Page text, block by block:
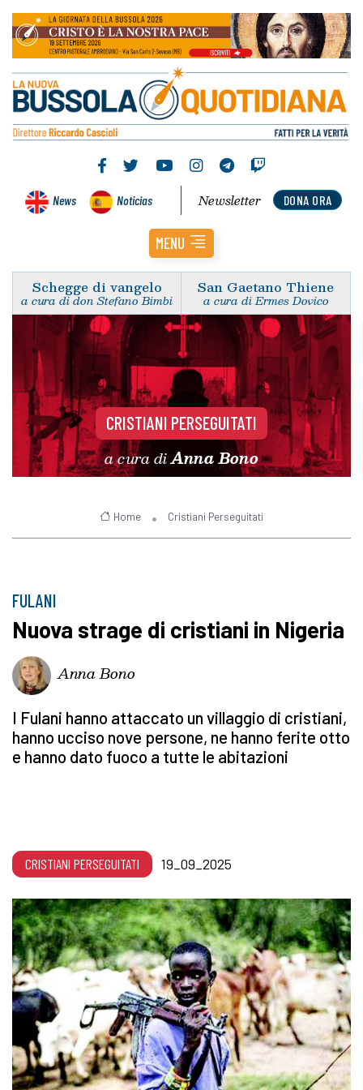
News Noticias DONA ORA
Newsletter
MENU
Schegge di vangelo
a cura di don Stefano Bimbi
San Gaetano Thiene
a cura di Ermes Dovico
CRISTIANI PERSEGUITATI
a cura diAnna Bono
Home Cristiani Perseguitati
FULANI
Nuova strage di cristiani in Nigeria
Anna Bono
I Fulani hanno attaccato un villaggio di cristiani,
hanno ucciso nove persone, ne hanno ferite otto
e hanno dato fuoco a tutte le abitazioni
CRISTIANI PERSEGUITATI 19_09_2025